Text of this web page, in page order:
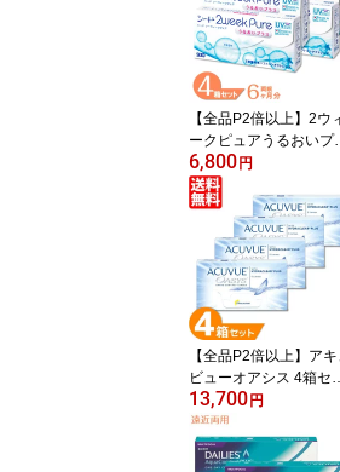
使い捨て 2ウィーク 近
遠視 コンタクト
送料無料【一部度数在庫
限り】
【全品P2倍以上】2ウ
ークピュアうるおいプ
ス 4箱セット (1箱6枚)
ード 国産 コンタクトレ
ンズ 2week 2週間使い捨
て コンタクト 2ウィー
ピュア うるおい Pure
カット 送料無料
6,800円
【全品P2倍以上】アキ
ビューオアシス 4箱セ
ト (1箱6枚) ジョンソン
エンド・ジョンソン コ
タクトレンズ 2week
vue oasis 2ウィーク コ
13,700円